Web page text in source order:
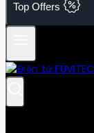
Top Offers